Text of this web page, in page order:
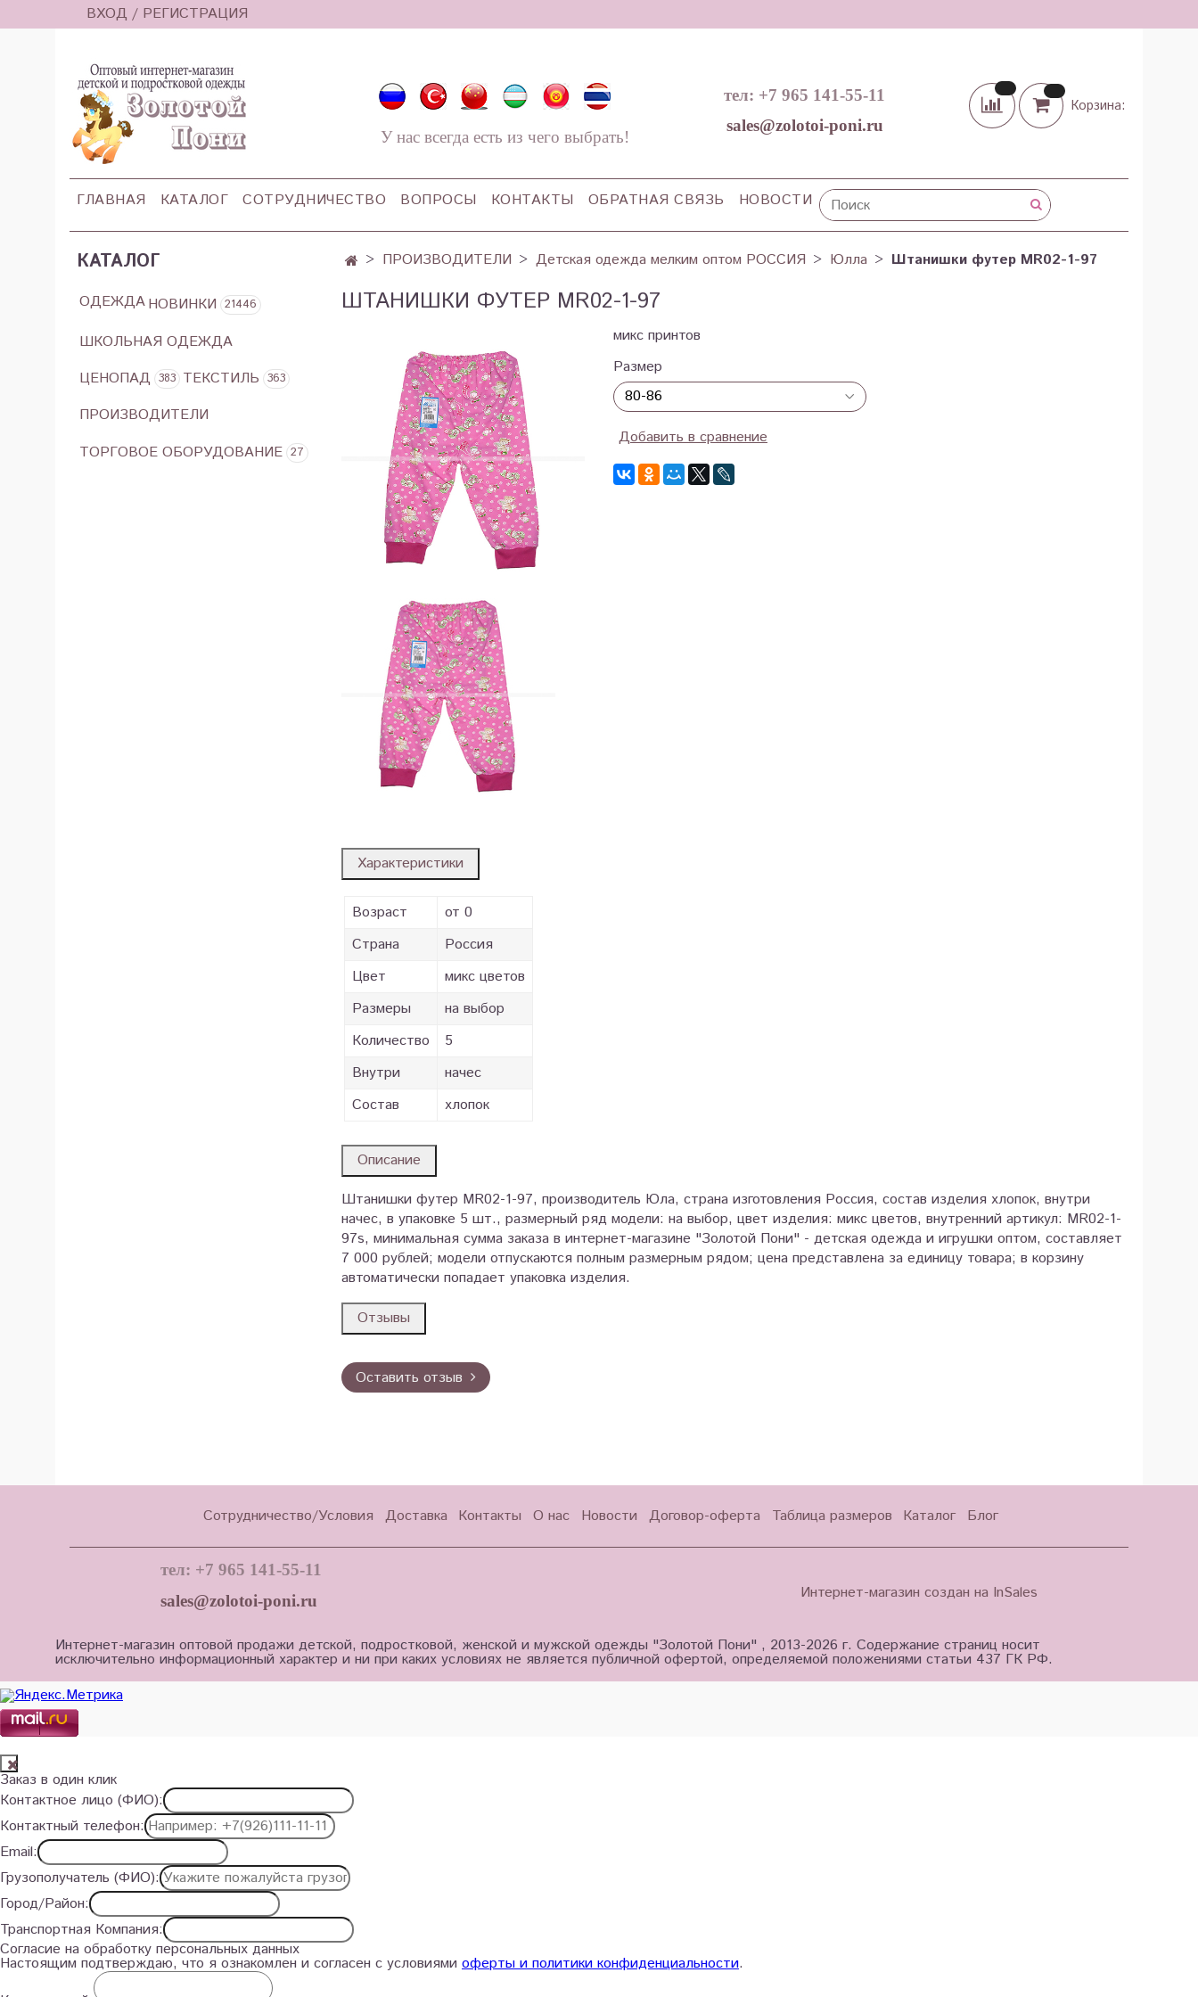
ВХОД / РЕГИСТРАЦИЯ
У нас всегда есть из чего выбрать!
тел: +7 965 141-55-11
sales@zolotoi-poni.ru
Корзина:
ГЛАВНАЯ КАТАЛОГ СОТРУДНИЧЕСТВО ВОПРОСЫ КОНТАКТЫ ОБРАТНАЯ СВЯЗЬ НОВОСТИ
ПРОИЗВОДИТЕЛИ Детская одежда мелким оптом РОССИЯ Юлла Штанишки футер MR02-1-97
ШТАНИШКИ ФУТЕР MR02-1-97
микс принтов
Размер
Добавить в сравнение
Характеристики
Возраст
от 0
Страна
Россия
Цвет
микс цветов
Размеры
на выбор
Количество
5
Внутри
начес
Состав
хлопок
Описание
Штанишки футер MR02-1-97, производитель Юла, страна изготовления Россия, состав изделия хлопок, внутри
начес, в упаковке 5 шт., размерный ряд модели: на выбор, цвет изделия: микс цветов, внутренний артикул: MR02-1-
97s, минимальная сумма заказа в интернет-магазине "Золотой Пони" - детская одежда и игрушки оптом, составляет
7 000 рублей; модели отпускаются полным размерным рядом; цена представлена за единицу товара; в корзину
автоматически попадает упаковка изделия.
Отзывы
Оставить отзыв
КАТАЛОГ
ОДЕЖДАНОВИНКИ 21446
ШКОЛЬНАЯ ОДЕЖДА
ЦЕНОПАД 383 ТЕКСТИЛЬ 363
ПРОИЗВОДИТЕЛИ
ТОРГОВОЕ ОБОРУДОВАНИЕ 27
Сотрудничество/Условия Доставка Контакты О нас Новости Договор-оферта Таблица размеров Каталог Блог
тел: +7 965 141-55-11
sales@zolotoi-poni.ru
Интернет-магазин создан на InSales
Интернет-магазин оптовой продажи детской, подростковой, женской и мужской одежды "Золотой Пони" , 2013-2026 г. Содержание страниц носит
исключительно информационный характер и ни при каких условиях не является публичной офертой, определяемой положениями статьи 437 ГК РФ.
Заказ в один клик
Контактное лицо (ФИО):
Контактный телефон:
Email:
Грузополучатель (ФИО):
Город/Район:
Транспортная Компания:
Согласие на обработку персональных данных
Настоящим подтверждаю, что я ознакомлен и согласен с условиями оферты и политики конфиденциальности.